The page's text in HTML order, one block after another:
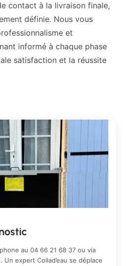
contact à la livraison finale,
définie. Nous vous
et
informé à chaque phase
satisfaction et la réussite
au 04 66 21 68 37 ou via
expert Collad’eau se déplace